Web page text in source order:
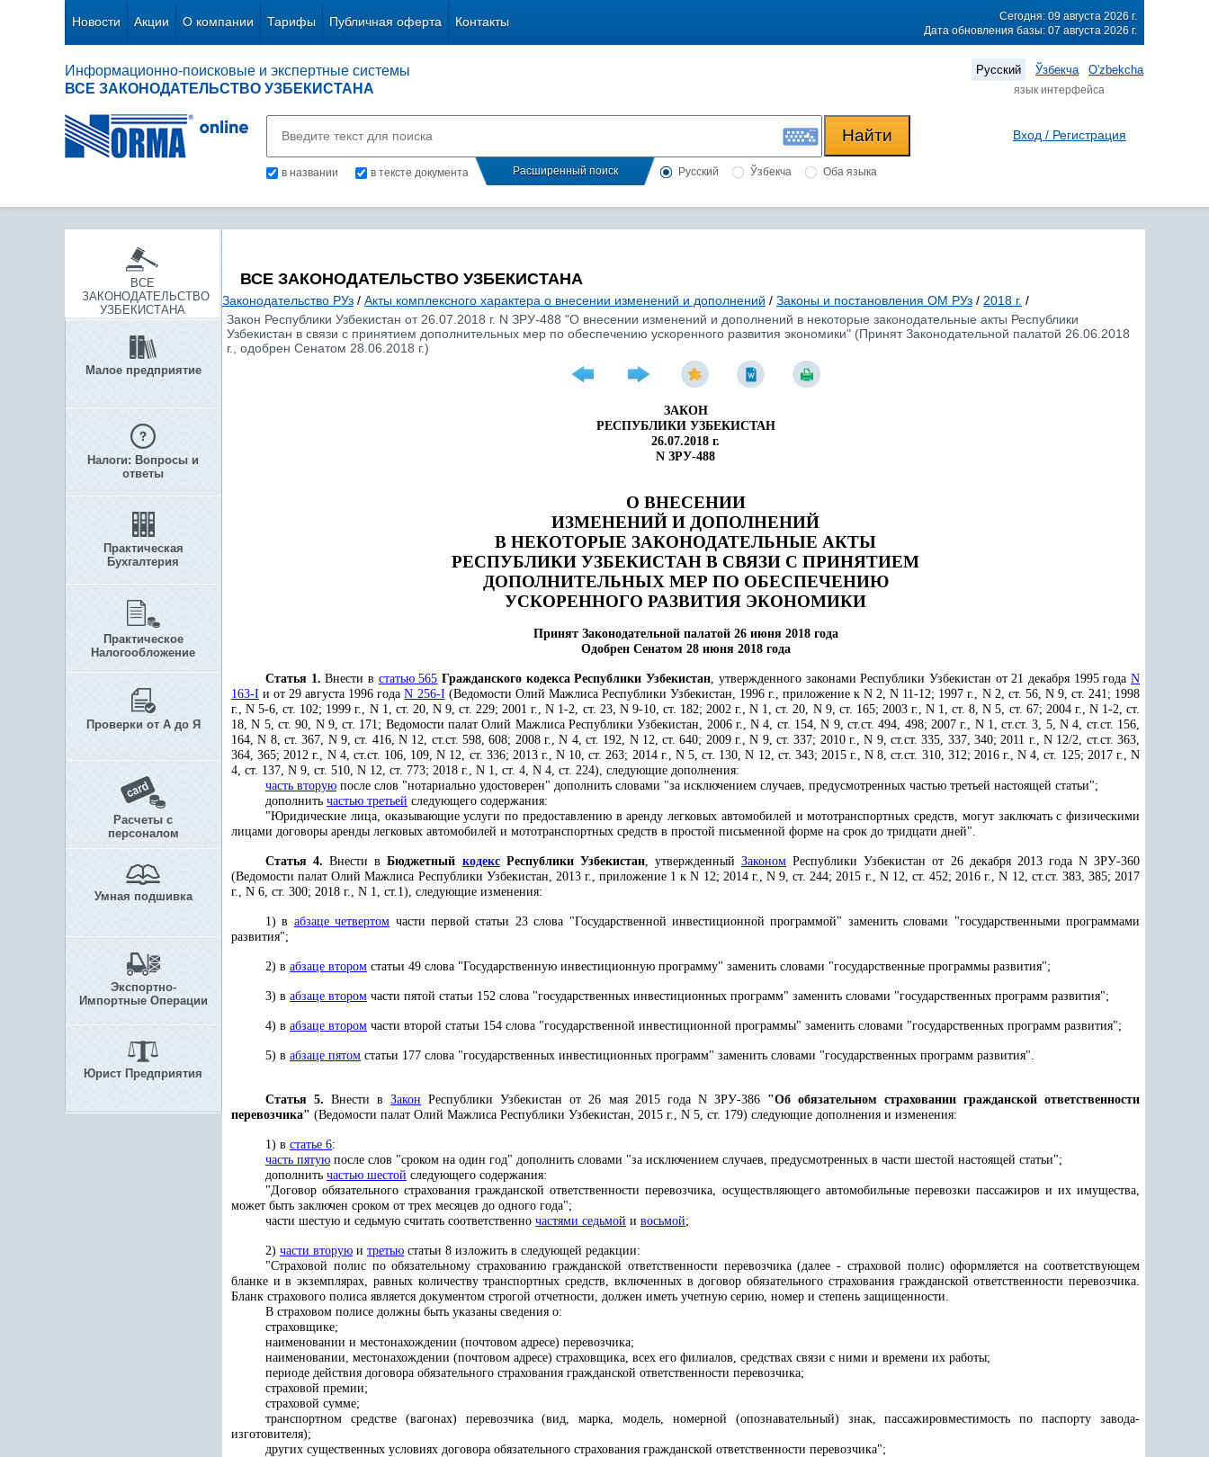
Новости Акции О компании Тарифы Публичная оферта Контакты
Сегодня: 09 августа 2026 г.
Дата обновления базы: 07 августа 2026 г.
Информационно-поисковые и экспертные системы
ВСЕ ЗАКОНОДАТЕЛЬСТВО УЗБЕКИСТАНА
Русский Ўзбекча O'zbekcha
язык интерфейса
в названии в тексте документа Расширенный поиск Русский Ўзбекча Оба языка
Вход / Регистрация
ВСЕ
ЗАКОНОДАТЕЛЬСТВО
УЗБЕКИСТАНА
Малое предприятие
Налоги: Вопросы и
ответы
Практическая
Бухгалтерия
Практическое
Налогообложение
Проверки от А до Я
Расчеты с
персоналом
Умная подшивка
Экспортно-
Импортные Операции
Юрист Предприятия
ВСЕ ЗАКОНОДАТЕЛЬСТВО УЗБЕКИСТАНА
Законодательство РУз / Акты комплексного характера о внесении изменений и дополнений / Законы и постановления ОМ РУз / 2018 г. /
Закон Республики Узбекистан от 26.07.2018 г. N ЗРУ-488 "О внесении изменений и дополнений в некоторые законодательные акты Республики
Узбекистан в связи с принятием дополнительных мер по обеспечению ускоренного развития экономики" (Принят Законодательной палатой 26.06.2018
г., одобрен Сенатом 28.06.2018 г.)
ЗАКОН
РЕСПУБЛИКИ УЗБЕКИСТАН
26.07.2018 г.
N ЗРУ-488
О ВНЕСЕНИИ
ИЗМЕНЕНИЙ И ДОПОЛНЕНИЙ
В НЕКОТОРЫЕ ЗАКОНОДАТЕЛЬНЫЕ АКТЫ
РЕСПУБЛИКИ УЗБЕКИСТАН В СВЯЗИ С ПРИНЯТИЕМ
ДОПОЛНИТЕЛЬНЫХ МЕР ПО ОБЕСПЕЧЕНИЮ
УСКОРЕННОГО РАЗВИТИЯ ЭКОНОМИКИ
Принят Законодательной палатой 26 июня 2018 года
Одобрен Сенатом 28 июня 2018 года
Статья 1. Внести в статью 565 Гражданского кодекса Республики Узбекистан, утвержденного законами Республики Узбекистан от 21 декабря 1995 годаN
163-I и от 29 августа 1996 годаN 256-I (Ведомости Олий Мажлиса Республики Узбекистан, 1996 г., приложение к N 2, N 11-12; 1997 г., N 2, ст. 56, N 9, ст. 241; 1998
г., N 5-6, ст. 102; 1999 г., N 1, ст. 20, N 9, ст. 229; 2001 г., N 1-2, ст. 23, N 9-10, ст. 182; 2002 г., N 1, ст. 20, N 9, ст. 165; 2003 г., N 1, ст. 8, N 5, ст. 67; 2004 г., N 1-2, ст.
18, N 5, ст. 90, N 9, ст. 171; Ведомости палат Олий Мажлиса Республики Узбекистан, 2006 г., N 4, ст. 154, N 9, ст.ст. 494, 498; 2007 г., N 1, ст.ст. 3, 5, N 4, ст.ст. 156,
164, N 8, ст. 367, N 9, ст. 416, N 12, ст.ст. 598, 608; 2008 г., N 4, ст. 192, N 12, ст. 640; 2009 г., N 9, ст. 337; 2010 г., N 9, ст.ст. 335, 337, 340; 2011 г., N 12/2, ст.ст. 363,
364, 365; 2012 г., N 4, ст.ст. 106, 109, N 12, ст. 336; 2013 г., N 10, ст. 263; 2014 г., N 5, ст. 130, N 12, ст. 343; 2015 г., N 8, ст.ст. 310, 312; 2016 г., N 4, ст. 125; 2017 г., N
4, ст. 137, N 9, ст. 510, N 12, ст. 773; 2018 г., N 1, ст. 4, N 4, ст. 224), следующие дополнения:
часть вторую после слов "нотариально удостоверен" дополнить словами "за исключением случаев, предусмотренных частью третьей настоящей статьи";
дополнить частью третьей следующего содержания:
"Юридические лица, оказывающие услуги по предоставлению в аренду легковых автомобилей и мототранспортных средств, могут заключать с физическими
лицами договоры аренды легковых автомобилей и мототранспортных средств в простой письменной форме на срок до тридцати дней".
Статья 4. Внести вБюджетный кодексРеспублики Узбекистан, утвержденныйЗаконом Республики Узбекистан от 26 декабря 2013 года N ЗРУ-360
(Ведомости палат Олий Мажлиса Республики Узбекистан, 2013 г., приложение 1 к N 12; 2014 г., N 9, ст. 244; 2015 г., N 12, ст. 452; 2016 г., N 12, ст.ст. 383, 385; 2017
г., N 6, ст. 300; 2018 г., N 1, ст.1), следующие изменения:
1) в абзаце четвертом части первой статьи 23 слова "Государственной инвестиционной программой" заменить словами "государственными программами
развития";
2) в абзаце втором статьи 49 слова "Государственную инвестиционную программу" заменить словами "государственные программы развития";
3) в абзаце втором части пятой статьи 152 слова "государственных инвестиционных программ" заменить словами "государственных программ развития";
4) в абзаце втором части второй статьи 154 слова "государственной инвестиционной программы" заменить словами "государственных программ развития";
5) в абзаце пятом статьи 177 слова "государственных инвестиционных программ" заменить словами "государственных программ развития".
Статья 5. Внести вЗакон Республики Узбекистан от 26 мая 2015 года N ЗРУ-386 "Об обязательном страховании гражданской ответственности
перевозчика" (Ведомости палат Олий Мажлиса Республики Узбекистан, 2015 г., N 5, ст. 179) следующие дополнения и изменения:
1) в статье 6:
часть пятую после слов "сроком на один год" дополнить словами "за исключением случаев, предусмотренных в части шестой настоящей статьи";
дополнить частью шестой следующего содержания:
"Договор обязательного страхования гражданской ответственности перевозчика, осуществляющего автомобильные перевозки пассажиров и их имущества,
может быть заключен сроком от трех месяцев до одного года";
части шестую и седьмую считать соответственно частями седьмой и восьмой;
2) части вторую и третью статьи 8 изложить в следующей редакции:
"Страховой полис по обязательному страхованию гражданской ответственности перевозчика (далее - страховой полис) оформляется на соответствующем
бланке и в экземплярах, равных количеству транспортных средств, включенных в договор обязательного страхования гражданской ответственности перевозчика.
Бланк страхового полиса является документом строгой отчетности, должен иметь учетную серию, номер и степень защищенности.
В страховом полисе должны быть указаны сведения о:
страховщике;
наименовании и местонахождении (почтовом адресе) перевозчика;
наименовании, местонахождении (почтовом адресе) страховщика, всех его филиалов, средствах связи с ними и времени их работы;
периоде действия договора обязательного страхования гражданской ответственности перевозчика;
страховой премии;
страховой сумме;
транспортном средстве (вагонах) перевозчика (вид, марка, модель, номерной (опознавательный) знак, пассажировместимость по паспорту завода-
изготовителя);
других существенных условиях договора обязательного страхования гражданской ответственности перевозчика";